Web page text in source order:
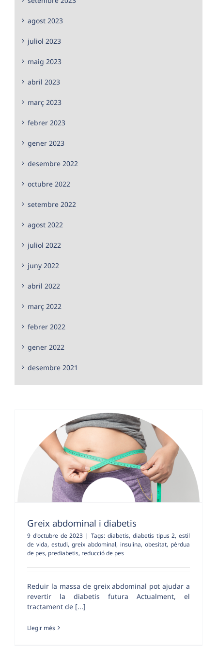
Greix abdominal i diabetis
9 d'octubre de 2023 | Tags: diabetis, diabetis tipus 2, estil
de vida, estudi, greix abdominal, insulina, obesitat, pèrdua
de pes, prediabetis, reducció de pes
Reduir la massa de greix abdominal pot ajudar a
revertir la diabetis futura Actualment, el
tractament de [...]
Llegir més
agost 2023
juliol 2023
maig 2023
abril 2023
març 2023
febrer 2023
gener 2023
desembre 2022
octubre 2022
setembre 2022
agost 2022
juliol 2022
juny 2022
abril 2022
març 2022
febrer 2022
gener 2022
desembre 2021